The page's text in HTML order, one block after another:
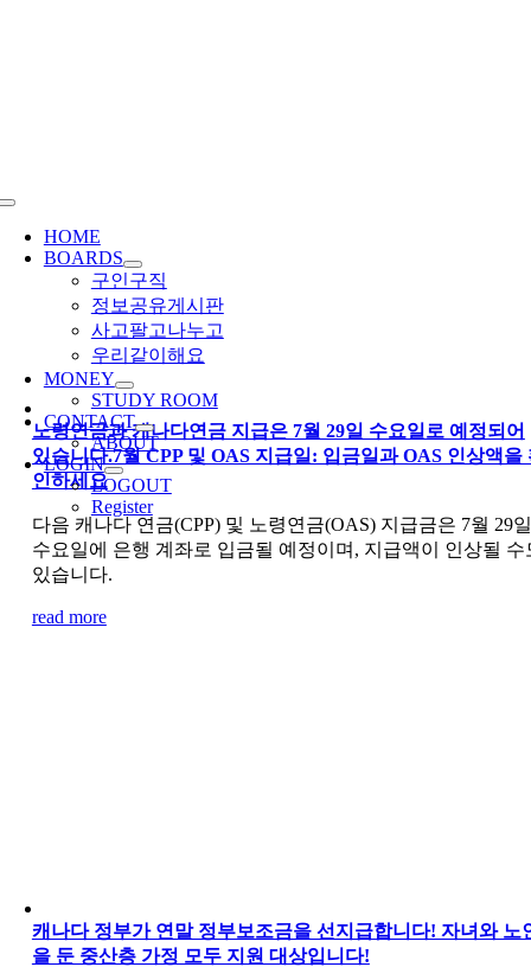
Toggle
Navigation
HOME
BOARDS
구인구직
정보공유게시판
사고팔고나누고
우리같이해요
MONEY
STUDY ROOM
CONTACT
ABOUT
LOGIN
LOGOUT
Register
노령연금과 캐나다연금 지급은 7월 29일 수요일로 예정되어
있습니다.7월 CPP 및 OAS 지급일: 입금일과 OAS 인상액을
인하세요
다음 캐나다 연금(CPP) 및 노령연금(OAS) 지급금은 7월 29일
수요일에 은행 계좌로 입금될 예정이며, 지급액이 인상될 수
있습니다.
read more
캐나다 정부가 연말 정부보조금을 선지급합니다! 자녀와 노
을 둔 중산층 가정 모두 지원 대상입니다!